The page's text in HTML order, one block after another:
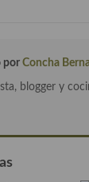
por Concha
blogger y